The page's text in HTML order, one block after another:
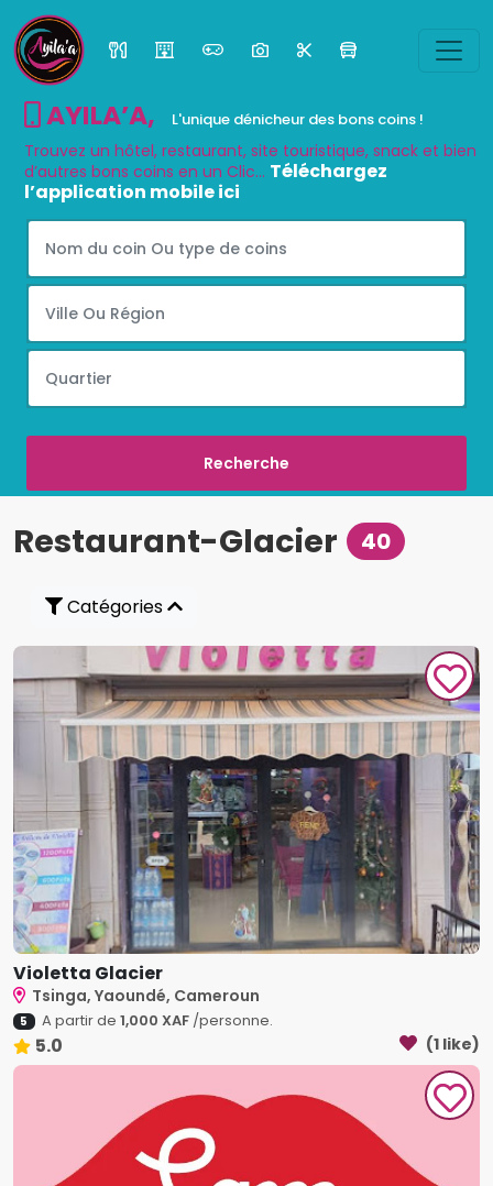
AYILA’A, L'unique dénicheur des bons coins !
Trouvez un hôtel, restaurant, site touristique, snack et bien
d’autres bons coins en un Clic... Téléchargez
l’application mobile ici
Restaurant-Glacier 40
Catégories
Violetta Glacier
Tsinga, Yaoundé, Cameroun
5 A partir de 1,000 XAF/personne.
5.0 (1 like)